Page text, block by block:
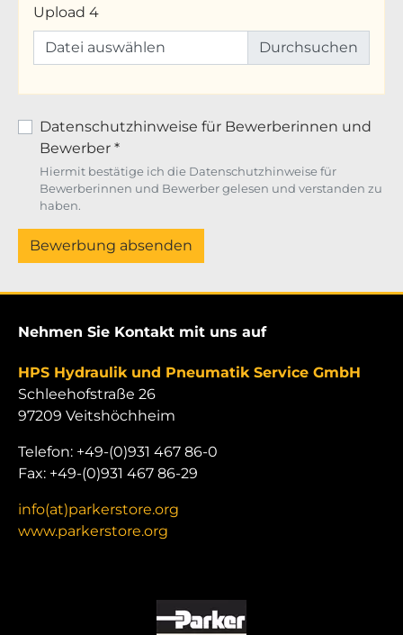
Upload 4
Datei auswählen
Datenschutzhinweise für Bewerberinnen und
Bewerber *
Hiermit bestätige ich die Datenschutzhinweise für
Bewerberinnen und Bewerber gelesen und verstanden zu
haben.
Bewerbung absenden
Nehmen Sie Kontakt mit uns auf
HPS Hydraulik und Pneumatik Service GmbH
Schleehofstraße 26
97209 Veitshöchheim
Telefon: +49-(0)931 467 86-0
Fax: +49-(0)931 467 86-29
info(at)parkerstore.org
www.parkerstore.org